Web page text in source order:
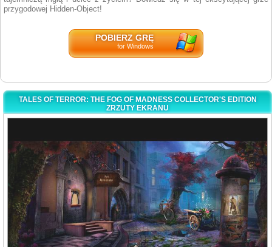
przygodowej Hidden-Object!
POBIERZ GRĘ
for Windows
TALES OF TERROR: THE FOG OF MADNESS COLLECTOR'S EDITION
ZRZUTY EKRANU